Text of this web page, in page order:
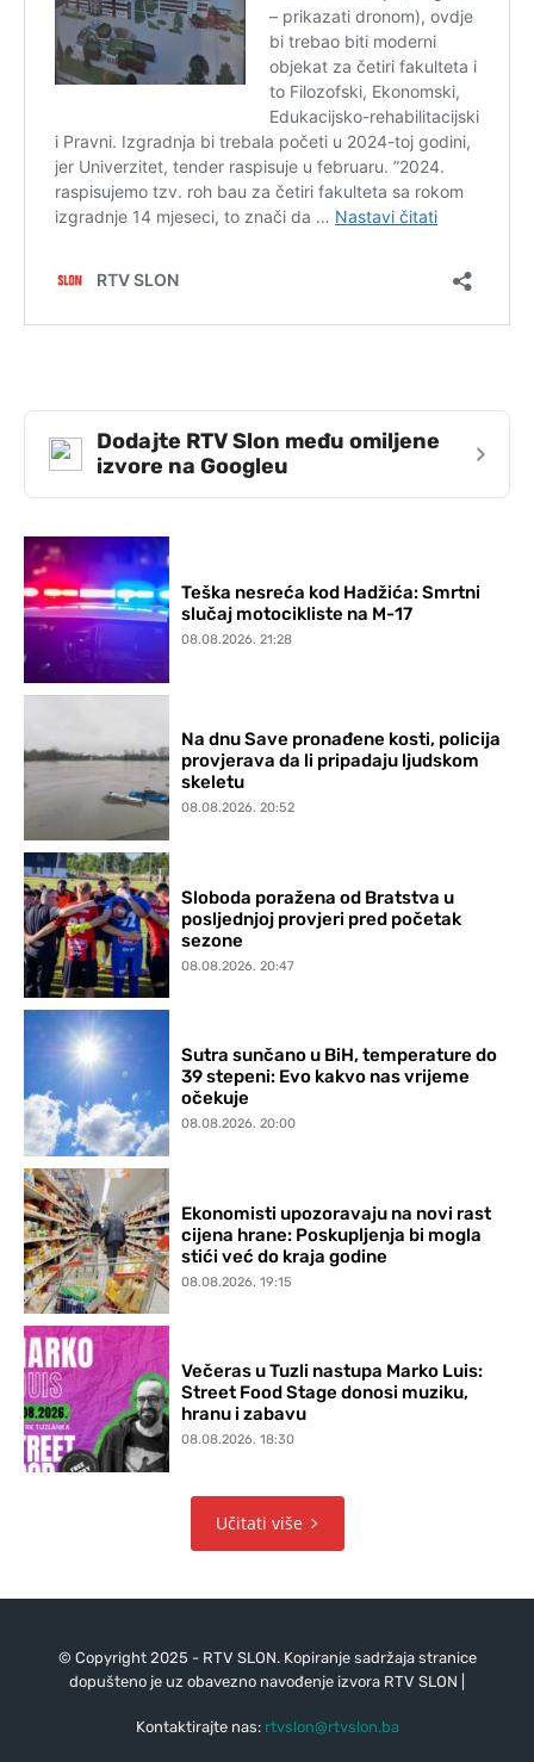
Dodajte RTV Slon među omiljene
izvore na Googleu
›
Teška nesreća kod Hadžića: Smrtni
slučaj motocikliste na M-17
08.08.2026. 21:28
Na dnu Save pronađene kosti, policija
provjerava da li pripadaju ljudskom
skeletu
08.08.2026. 20:52
Sloboda poražena od Bratstva u
posljednjoj provjeri pred početak
sezone
08.08.2026. 20:47
Sutra sunčano u BiH, temperature do
39 stepeni: Evo kakvo nas vrijeme
očekuje
08.08.2026. 20:00
Ekonomisti upozoravaju na novi rast
cijena hrane: Poskupljenja bi mogla
stići već do kraja godine
08.08.2026. 19:15
Večeras u Tuzli nastupa Marko Luis:
Street Food Stage donosi muziku,
hranu i zabavu
08.08.2026. 18:30
Učitati više
© Copyright 2025 - RTV SLON. Kopiranje sadržaja stranice
dopušteno je uz obavezno navođenje izvora RTV SLON |
Kontaktirajte nas: rtvslon@rtvslon.ba